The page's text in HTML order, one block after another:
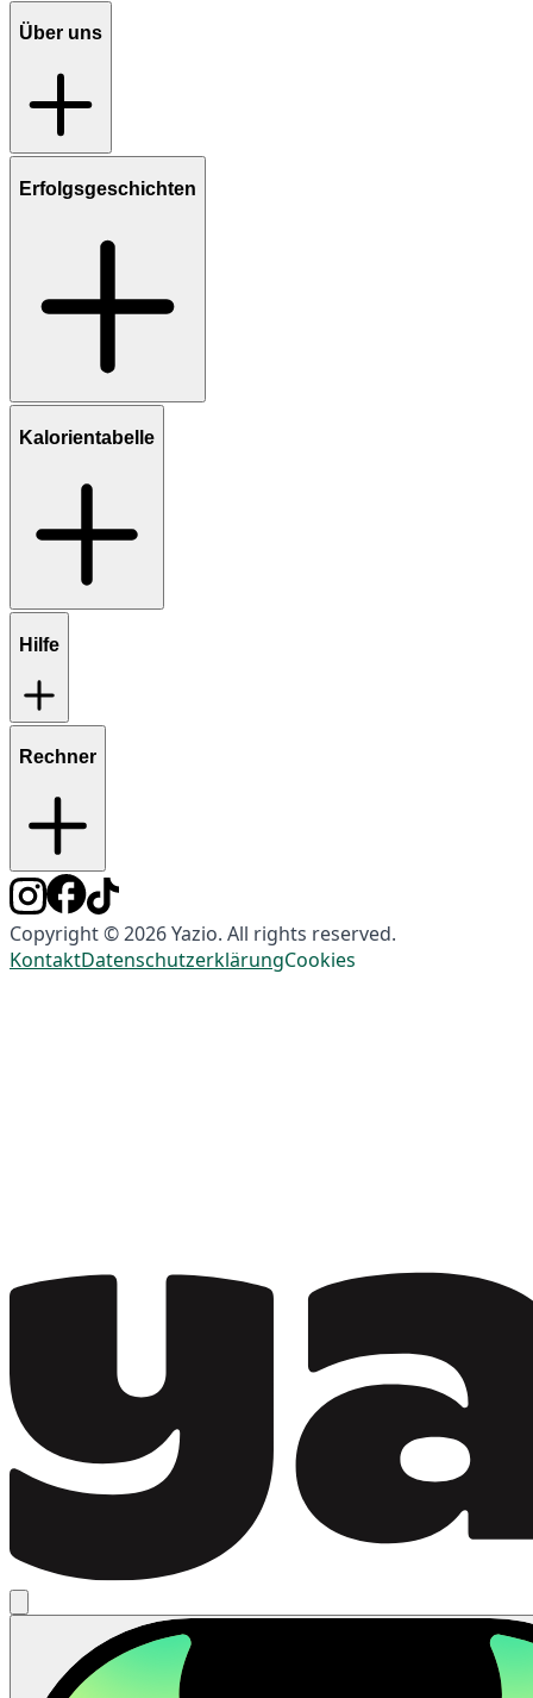
Über uns
Erfolgsgeschichten
Kalorientabelle
Hilfe
Rechner
Copyright © 2026 Yazio. All rights reserved.
KontaktDatenschutzerklärungCookies